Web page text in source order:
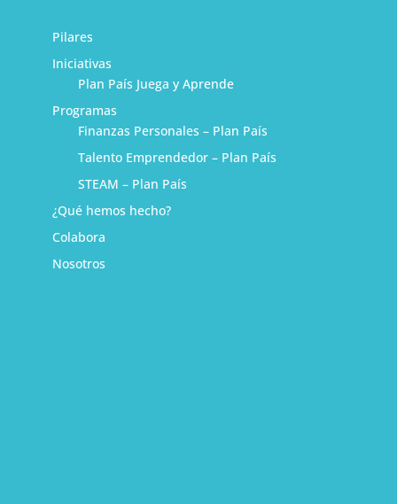
Pilares
Iniciativas
Plan País Juega y Aprende
Programas
Finanzas Personales – Plan País
Talento Emprendedor – Plan País
STEAM – Plan País
¿Qué hemos hecho?
Colabora
Nosotros